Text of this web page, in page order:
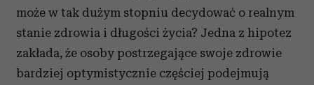
może w tak dużym stopniu decydować o realnym
stanie zdrowia i długości życia? Jedna z hipotez
zakłada, że osoby postrzegające swoje zdrowie
bardziej optymistycznie częściej podejmują